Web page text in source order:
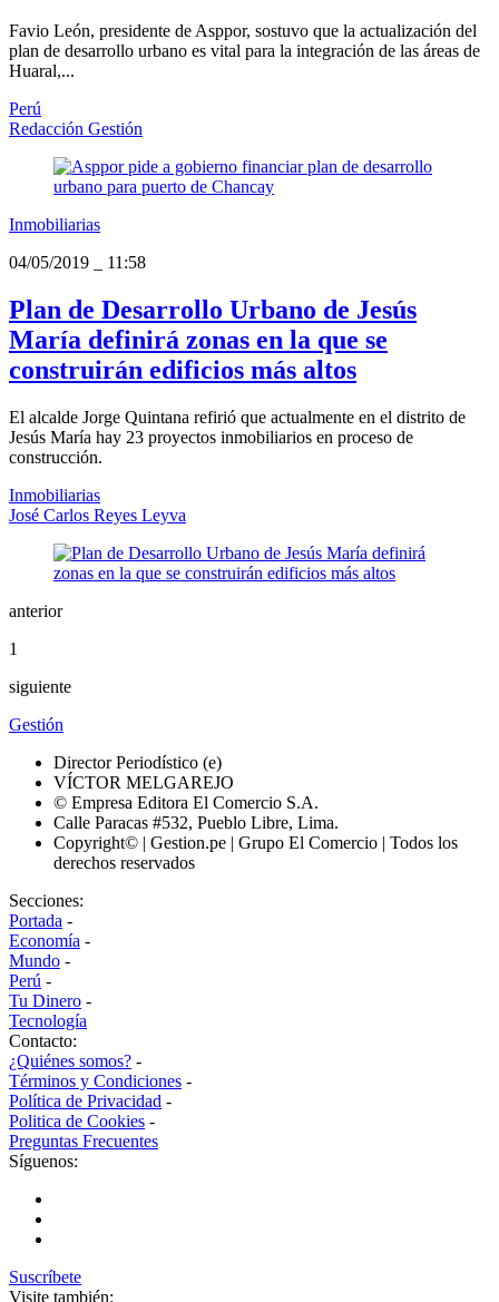
Favio León, presidente de Asppor, sostuvo que la actualización del
plan de desarrollo urbano es vital para la integración de las áreas de
Huaral,...
Perú
Redacción Gestión
Inmobiliarias
04/05/2019
11:58
Plan de Desarrollo Urbano de Jesús
María definirá zonas en la que se
construirán edificios más altos
El alcalde Jorge Quintana refirió que actualmente en el distrito de
Jesús María hay 23 proyectos inmobiliarios en proceso de
construcción.
Inmobiliarias
José Carlos Reyes Leyva
anterior
1
siguiente
Gestión
Director Periodístico (e)
VÍCTOR MELGAREJO
© Empresa Editora El Comercio S.A.
Calle Paracas #532, Pueblo Libre, Lima.
Copyright© | Gestion.pe | Grupo El Comercio | Todos los
derechos reservados
Secciones:
Portada -
Economía -
Mundo -
Perú -
Tu Dinero -
Tecnología
Contacto:
¿Quiénes somos? -
Términos y Condiciones -
Política de Privacidad -
Politica de Cookies -
Preguntas Frecuentes
Síguenos:
Suscríbete
Visite también: